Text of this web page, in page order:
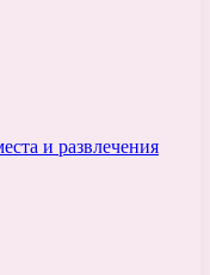
и развлечения